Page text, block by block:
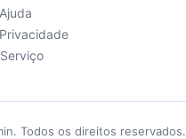
Todos os direitos reservados.